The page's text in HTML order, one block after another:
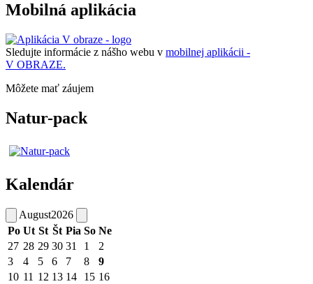
Mobilná aplikácia
Sledujte informácie z nášho webu v mobilnej aplikácii -
V OBRAZE.
Môžete mať záujem
Natur-pack
Kalendár
August2026
Po Ut St Št Pia So Ne
27 28 29 30 31 1
2
3
4 5 6 7 8
9
10 11 12 13 14 15 16